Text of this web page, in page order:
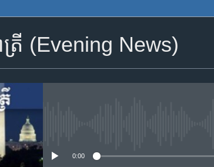
Apple Podcasts
ទទួល​​​សេវា​​​ Podcast
រី (Evening News)
0:00